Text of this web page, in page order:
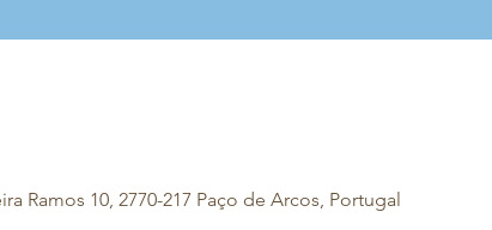
Ramos 10, 2770-217 Paço de Arcos, Portugal